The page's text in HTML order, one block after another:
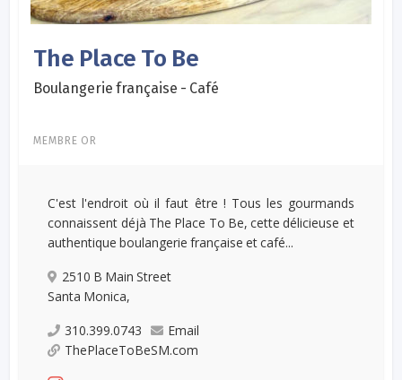
The Place To Be
Boulangerie française - Café
MEMBRE OR
C'est l'endroit où il faut être ! Tous les gourmands
connaissent déjà The Place To Be, cette délicieuse et
authentique boulangerie française et café...
2510 B Main Street
Santa Monica,
310.399.0743
Email
ThePlaceToBeSM.com